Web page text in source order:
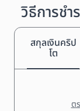
วิธีการชำ
สกุลเงินคริป
โต
ต